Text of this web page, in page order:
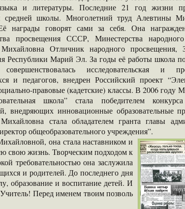
и литературы. Последние 21 год жизни
средней школы. Многолетний труд Алевтины
награды говорят сами за себя. Она
просвещения СССР, Минестерства
Отличник народного просвещения,
Республики Марий Эл. За годы её работы школа
совершенствовалась исследовательская и
и педагогов, внедрен Российский проект
правовые (кадетские) классы. В 2006 году
школа” стала победителем
внедряющих инновационные образовательные
стала обладателем гранта главы
общеобразовательного учреждения”.
она стала наставником и
свою жизнь. Творческим подходом к
требовательностью она заслужила
и родителей. До последнего дня
образование и воспитание детей. И
Перед именем твоим позволь